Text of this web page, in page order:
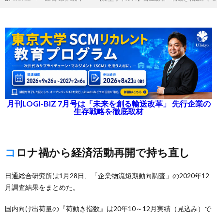
月刊LOGI-BIZ 7月号は「未来を創る輸送改革」 先行企業の
生存戦略を徹底取材
コロナ禍から経済活動再開で持ち直し
日通総合研究所は1月28日、「企業物流短期動向調査」の2020年12
月調査結果をまとめた。
国内向け出荷量の『荷動き指数』は20年10～12月実績（見込み）で